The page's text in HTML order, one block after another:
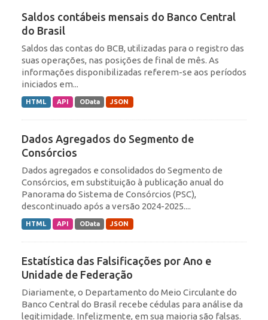
Saldos contábeis mensais do Banco Central
do Brasil
Saldos das contas do BCB, utilizadas para o registro das
suas operações, nas posições de final de mês. As
informações disponibilizadas referem-se aos períodos
iniciados em...
HTML API OData JSON
Dados Agregados do Segmento de
Consórcios
Dados agregados e consolidados do Segmento de
Consórcios, em substituição à publicação anual do
Panorama do Sistema de Consórcios (PSC),
descontinuado após a versão 2024-2025....
HTML API OData JSON
Estatística das Falsificações por Ano e
Unidade de Federação
Diariamente, o Departamento do Meio Circulante do
Banco Central do Brasil recebe cédulas para análise da
legitimidade. Infelizmente, em sua maioria são falsas.